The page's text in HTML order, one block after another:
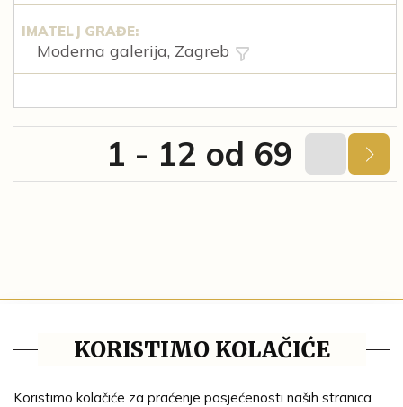
IMATELJ GRAĐE:
Moderna galerija, Zagreb
1 - 12 od 69
Impresum
Ustanove
KORISTIMO KOLAČIĆE
Koristimo kolačiće za praćenje posjećenosti naših stranica